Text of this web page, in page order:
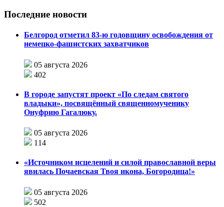
Последние новости
Белгород отметил 83-ю годовщину освобождения от
немецко-фашистских захватчиков
05 августа 2026
402
В городе запустят проект «По следам святого
владыки», посвящённый священномученику
Онуфрию Гагалюку.
05 августа 2026
114
«Источником исцелений и силой православной веры
явилась Почаевская Твоя икона, Богородица!»
05 августа 2026
502